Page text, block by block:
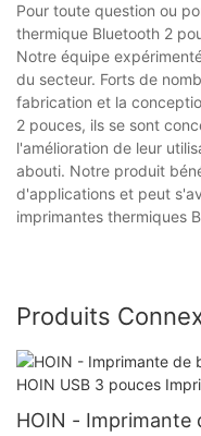
Pour toute question ou
thermique Bluetooth 2
Notre équipe
du secteur. Forts de
fabrication et la
2 pouces, ils se sont
l'amélioration de leur
abouti. Notre produit
d'applications et peut
imprimantes thermiques
Produits
HOIN - Imprimante